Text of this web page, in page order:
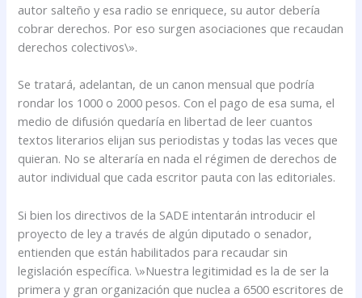
autor salteño y esa radio se enriquece, su autor debería
cobrar derechos. Por eso surgen asociaciones que recaudan
derechos colectivos\».
Se tratará, adelantan, de un canon mensual que podría
rondar los 1000 o 2000 pesos. Con el pago de esa suma, el
medio de difusión quedaría en libertad de leer cuantos
textos literarios elijan sus periodistas y todas las veces que
quieran. No se alteraría en nada el régimen de derechos de
autor individual que cada escritor pauta con las editoriales.
Si bien los directivos de la SADE intentarán introducir el
proyecto de ley a través de algún diputado o senador,
entienden que están habilitados para recaudar sin
legislación específica. \»Nuestra legitimidad es la de ser la
primera y gran organización que nuclea a 6500 escritores de